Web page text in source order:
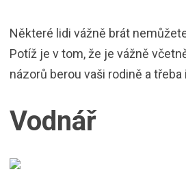
Některé lidi vážně brát
Potíž je v tom, že je vážně
názorů berou vaši rodině a třeba
Vodnář